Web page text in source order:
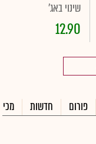
שינוי באג'
12.90
פורום חדשות